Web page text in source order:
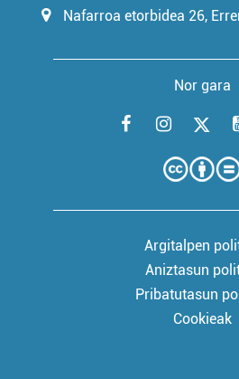
Nafarroa etorbidea 26,
Nor gara
Argitalpen
Aniztasun
Pribatutasun
Cookieak